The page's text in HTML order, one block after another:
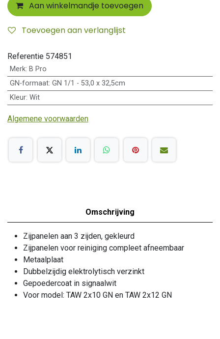
Aan winkelmandje toevoegen
Toevoegen aan verlanglijst
Referentie 574851
Merk: B Pro
GN-formaat: GN 1/1 - 53,0 x 32,5cm
Kleur: Wit
Algemene voorwaarden
Omschrijving
Zijpanelen aan 3 zijden, gekleurd
Zijpanelen voor reiniging compleet afneembaar
Metaalplaat
Dubbelzijdig elektrolytisch verzinkt
Gepoedercoat in signaalwit
Voor model: TAW 2x10 GN en TAW 2x12 GN